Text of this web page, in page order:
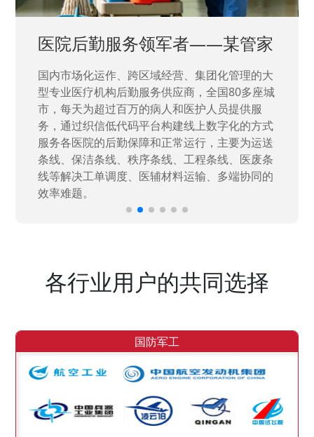
医院后勤服务领军者——某管家
国内市场化运作、跨区域经营、集团化管理的大
型专业医疗机构后勤服务供应商，全国80多座城
市，每天为超过百万的病人和医护人员提供服
务，通过织信低代码平台构建线上数字化的方式
服务各医院的后勤保障和正常运行，主要为运送
条线、保洁条线、秩序条线、工程条线、医废条
线等解决工单调度、医辅材料运输、多端协同的
效率难题。
各行业用户的共同选择
国防军工